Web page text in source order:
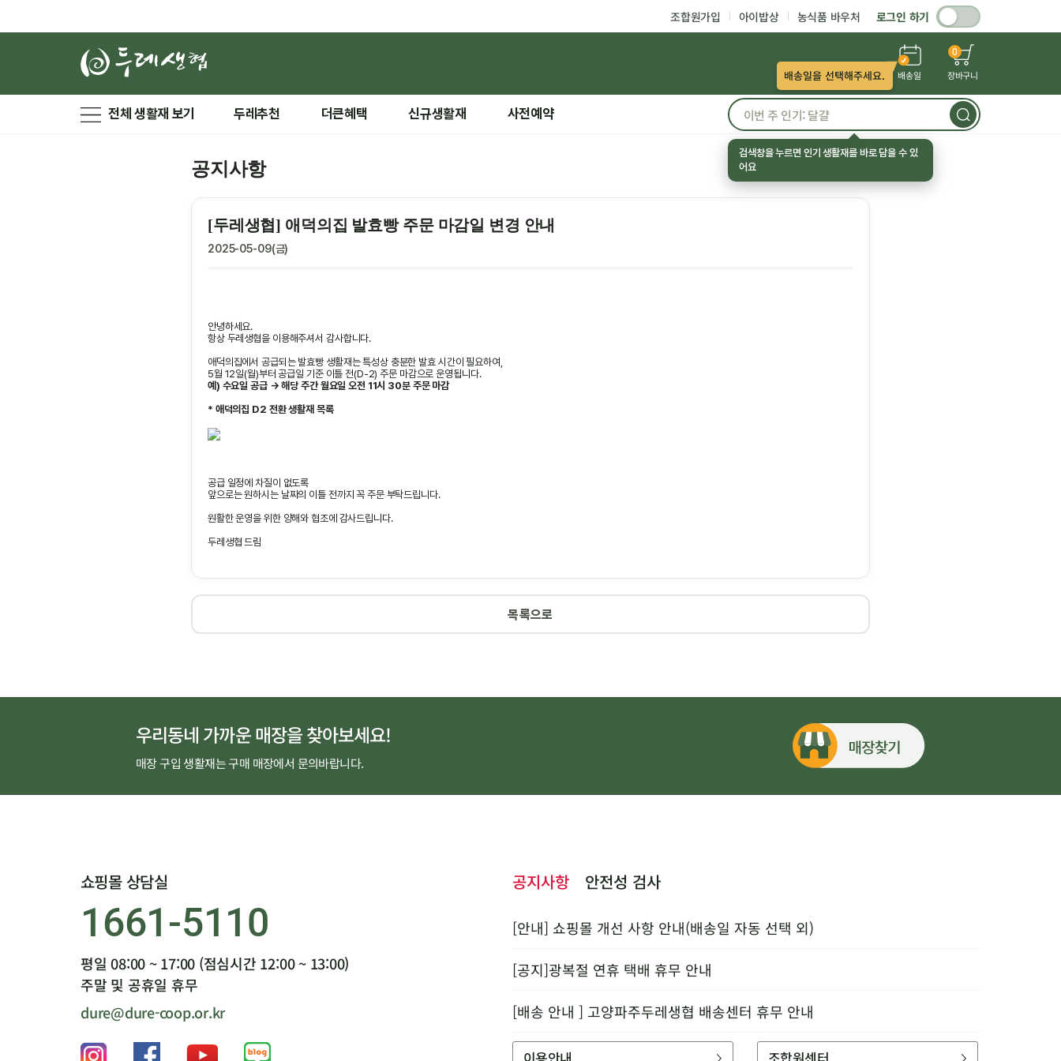
조합원가입 아이밥상 농식품 바우처 로그인 하기
배송일
배송일을 선택해주세요.
0
장바구니
전체 생활재 보기 두레추천 더큰혜택 신규생활재 사전예약
공지사항
[두레생협] 애덕의집 발효빵 주문 마감일 변경 안내
2025-05-09(금)
안녕하세요.
항상 두레생협을 이용해주셔서 감사합니다.
애덕의집에서 공급되는 발효빵 생활재는 특성상 충분한 발효 시간이 필요하여,
5월 12일(월)부터 공급일 기준 이틀 전(D-2) 주문 마감으로 운영됩니다.
예) 수요일 공급 → 해당 주간 월요일 오전 11시 30분 주문 마감
* 애덕의집 D2 전환 생활재 목록
공급 일정에 차질이 없도록
앞으로는 원하시는 날짜의 이틀 전까지 꼭 주문 부탁드립니다.
원활한 운영을 위한 양해와 협조에 감사드립니다.
두레생협 드림
목록으로
우리동네 가까운 매장을 찾아보세요!
매장 구입 생활재는 구매 매장에서 문의바랍니다.
쇼핑몰 상담실
1661-5110
평일 08:00 ~ 17:00 (점심시간 12:00 ~ 13:00)
주말 및 공휴일 휴무
dure@dure-coop.or.kr
공지사항 안전성 검사
[안내] 쇼핑몰 개선 사항 안내(배송일 자동 선택 외)
[공지]광복절 연휴 택배 휴무 안내
[배송 안내 ] 고양파주두레생협 배송센터 휴무 안내
검색창을 누르면 인기 생활재를 바로 담을 수 있
어요